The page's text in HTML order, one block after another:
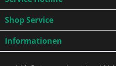
Shop Service
Informationen